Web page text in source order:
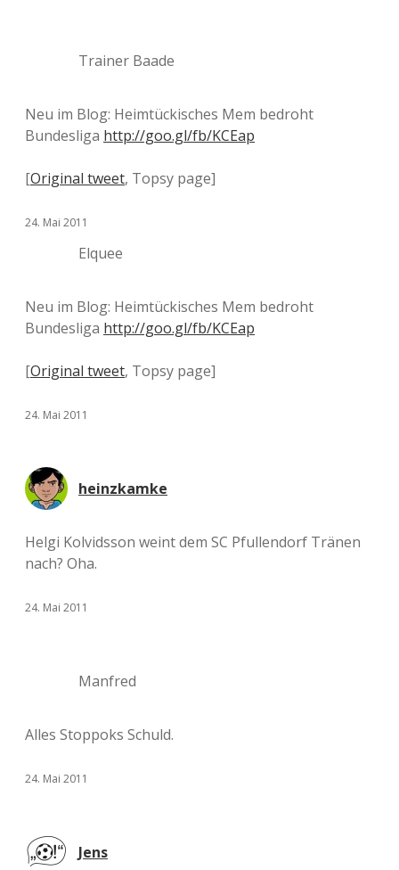
Trainer Baade
Neu im Blog: Heimtückisches Mem bedroht
Bundesliga http://goo.gl/fb/KCEap
[Original tweet, Topsy page]
24. Mai 2011
Elquee
Neu im Blog: Heimtückisches Mem bedroht
Bundesliga http://goo.gl/fb/KCEap
[Original tweet, Topsy page]
24. Mai 2011
heinzkamke
Helgi Kolvidsson weint dem SC Pfullendorf Tränen
nach? Oha.
24. Mai 2011
Manfred
Alles Stoppoks Schuld.
24. Mai 2011
Jens